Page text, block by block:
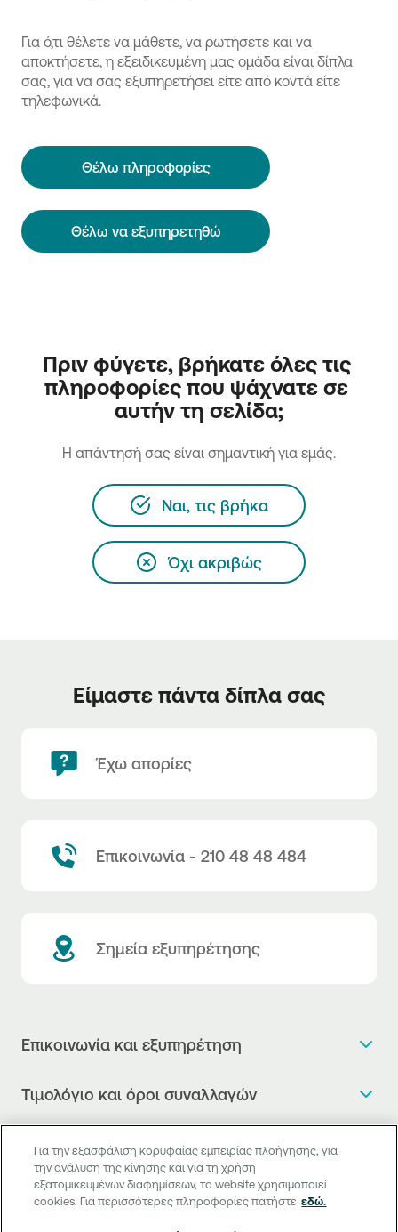
Για ό,τι θέλετε να μάθετε, να ρωτήσετε και να
αποκτήσετε, η εξειδικευμένη μας ομάδα είναι δίπλα
σας, για να σας εξυπηρετήσει είτε από κοντά είτε
τηλεφωνικά.
Θέλω πληροφορίες
Θέλω να εξυπηρετηθώ
Πριν φύγετε, βρήκατε όλες τις
πληροφορίες που ψάχνατε σε
αυτήν τη σελίδα;
H απάντησή σας είναι σημαντική για εμάς.
Ναι, τις βρήκα
Όχι ακριβώς
Είμαστε πάντα δίπλα σας
Έχω απορίες
Επικοινωνία - 210 48 48 484
Σημεία εξυπηρέτησης
Επικοινωνία και εξυπηρέτηση
Η νέα Ψηφιακή Εποχή στις συναλλαγές, έφτασε!
Θέλω να μιλήσω με Corporate Transaction Banking
Officer
Τιμολόγιο και όροι συναλλαγών
Τιμολόγιο της Τράπεζας
Δελτίο τιμών συναλλάγματος
Δελτίο πληροφόρησης περί τελών
Χρήσιμοι σύνδεσμοι
Συχνές ερωτήσεις
Κανονιστική Συμμόρφωση
Digital Banking
Για την εξασφάλιση κορυφαίας εμπειρίας πλοήγησης, για
την ανάλυση της κίνησης και για τη χρήση
εξατομικευμένων διαφημίσεων, το website χρησιμοποιεί
cookies. Για περισσότερες πληροφορίες πατήστε εδώ.